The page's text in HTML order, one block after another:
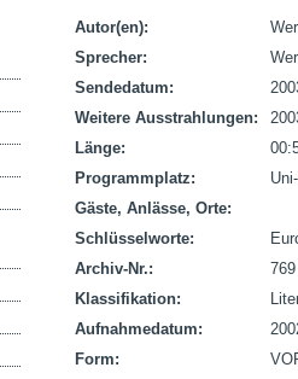
Autor(en):
Sprecher:
Sendedatum:
Weitere Ausstrahlungen:
Länge:
Programmplatz:
Gäste, Anlässe, Orte:
Schlüsselworte:
Archiv-Nr.:
769
Klassifikation:
Aufnahmedatum:
Form: